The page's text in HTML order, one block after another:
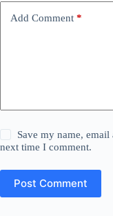
Add Comment *
Save my name,
next time I comment.
Post Comment